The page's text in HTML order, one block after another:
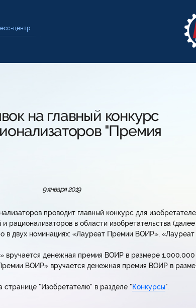
центр
на главный конкурс
"Премия
9 января 2019
проводит главный конкурс для
рационализаторов в области изобретательства
в двух номинациях: «Лауреат Премии ВОИР»,
денежная премия ВОИР в размере 1.000.000
ВОИР» вручается денежная премия ВОИР в
странице "Изобретателю" в разделе "Конкурсы".